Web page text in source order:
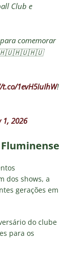
Club e
comemorar
🇭🇺🇭🇺🇭🇺🇭🇺
1evH5IuIhW!
1, 2026
dos shows, a
gerações em
do clube
para os